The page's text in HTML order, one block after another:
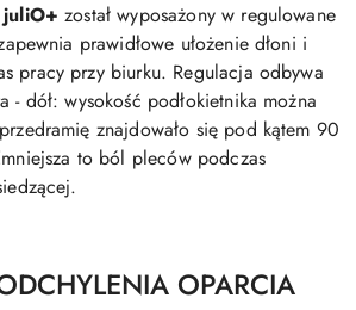
juliO+ został wyposażony w regulowane
prawidłowe ułożenie dłoni i
pracy przy biurku. Regulacja odbywa
- dół: wysokość podłokietnika można
znajdowało się pod kątem 90
to ból pleców podczas
OPARCIA